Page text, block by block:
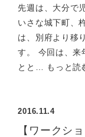
先週は、大分で
いさな城下町、
は、別府より移
す。 今回は、来
とと…
もっと読
2016.11.4
【ワークシ